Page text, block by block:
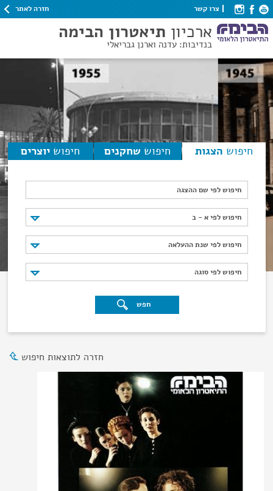
צרו קשר חזרה לאתר
ארכיון תיאטרון הבימה
בנדיבות: עדנה וארנן גבריאלי
חיפוש הצגות חיפוש שחקנים חיפוש יוצרים
חיפוש לפי שם ההצגה
חיפוש לפי א - ב
חיפוש לפי א - ב
חיפוש לפי שנת ההעלאה
חיפוש לפי שנת ההעלאה
חיפוש לפי סוגה
חיפוש לפי סוגה
חפש
חזרה לתוצאות חיפוש